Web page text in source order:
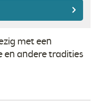
met een
en andere tradities